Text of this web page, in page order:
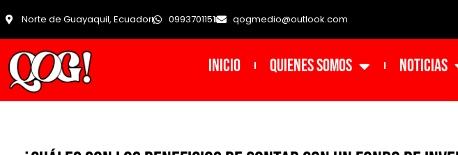
Norte de Guayaquil, Ecuador 0993701151 qogmedio@outlook.com
INICIO Quienes Somos NOTICIAS